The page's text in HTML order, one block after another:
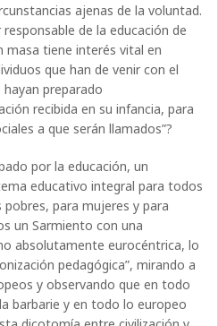
ajenas de la voluntad.
de la educación de
masa tiene interés vital en
que han de venir con el
preparado
recibida en su infancia, para
a que serán llamados”?
por la educación, un
educativo integral para todos
para mujeres y para
un Sarmiento con una
absolutamente eurocéntrica, lo
pedagógica”, mirando a
y observando que en todo
barbarie y en todo lo europeo